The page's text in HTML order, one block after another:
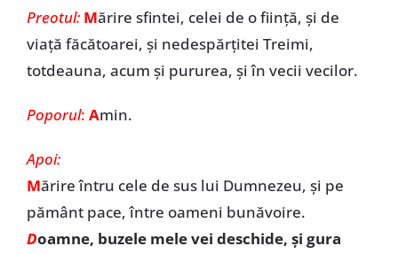
Preotul: Mărire sfintei, celei de o ființă, și de
viață făcătoarei, și nedespărțitei Treimi,
totdeauna, acum și pururea, și în vecii vecilor.
Poporul: Amin.
Apoi:
Mărire întru cele de sus lui Dumnezeu, și pe
pământ pace, între oameni bunăvoire.
Doamne, buzele mele vei deschide, și gura